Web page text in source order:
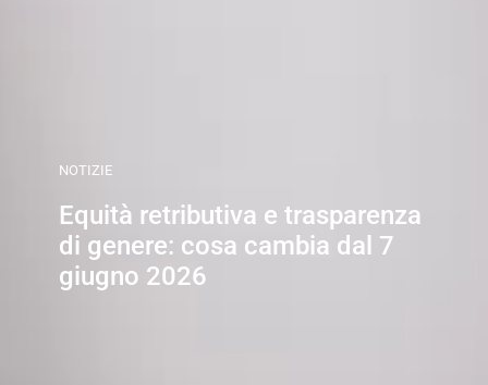
NOTIZIE
Equità retributiva e trasparenza
di genere: cosa cambia dal 7
giugno 2026